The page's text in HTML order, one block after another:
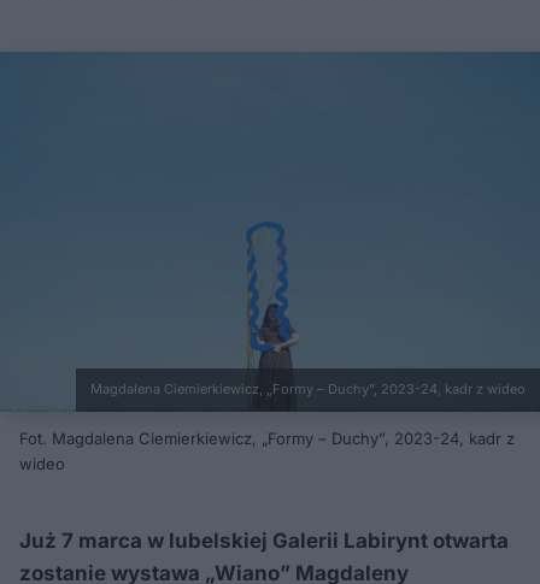
Magdalena Ciemierkiewicz, „Formy – Duchy”, 2023-24, kadr z wideo
Fot. Magdalena Ciemierkiewicz, „Formy – Duchy”, 2023-24, kadr z
wideo
Już 7 marca w lubelskiej Galerii Labirynt otwarta
zostanie wystawa „Wiano” Magdaleny